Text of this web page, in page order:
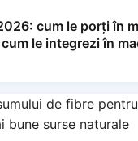
cum le porți în
le integrezi în